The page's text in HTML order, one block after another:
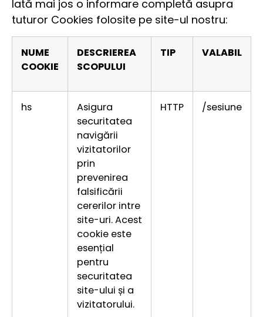
Iată mai jos o informare completă asupra
tuturor Cookies folosite pe site-ul nostru:
NUME
COOKIE
DESCRIEREA
SCOPULUI
TIP VALABIL
hs
Asigura
securitatea
navigării
vizitatorilor
prin
prevenirea
falsificării
cererilor intre
site-uri. Acest
cookie este
esențial
pentru
securitatea
site-ului și a
vizitatorului.
HTTP /sesiune